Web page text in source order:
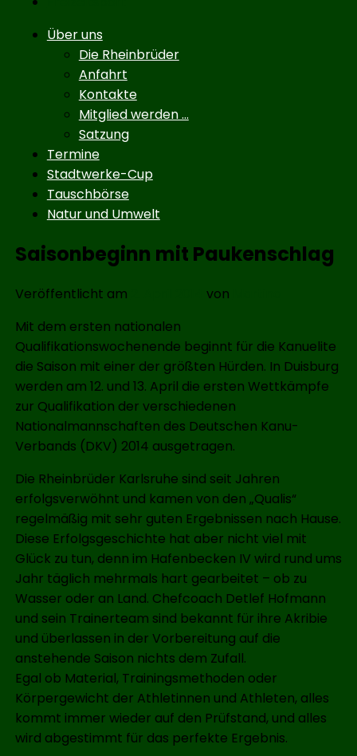
Untermenü
Über uns
Die Rheinbrüder
Anfahrt
Kontakte
Mitglied werden …
Satzung
Termine
Stadtwerke-Cup
Tauschbörse
Natur und Umwelt
Saisonbeginn mit Paukenschlag
Veröffentlicht am von
Mit dem ersten nationalen
Qualifikationswochenende beginnt für die Kanuelite
die Saison mit einer der größten Hürden. In Duisburg
werden am 12. und 13. April die ersten Wettkämpfe
zur Qualifikation der verschiedenen
Nationalmannschaften des Deutschen Kanu-
Verbands (DKV) 2014 ausgetragen.
Die Rheinbrüder Karlsruhe sind seit Jahren
erfolgsverwöhnt und kamen von den „Qualis“
regelmäßig mit sehr guten Ergebnissen nach Hause.
Diese Erfolgsgeschichte hat aber nicht viel mit
Glück zu tun, denn im Hafenbecken IV wird rund ums
Jahr täglich mehrmals hart gearbeitet – ob zu
Wasser oder an Land. Chefcoach Detlef Hofmann
und sein Trainerteam sind bekannt für ihre Akribie
und überlassen in der Vorbereitung auf die
anstehende Saison nichts dem Zufall.
Egal ob Material, Trainingsmethoden oder
Körpergewicht der Athletinnen und Athleten, alles
kommt immer wieder auf den Prüfstand, und alles
wird abgestimmt für das perfekte Ergebnis.